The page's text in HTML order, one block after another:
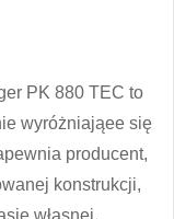
PK 880 TEC to
wyróżniająee się
producent,
konstrukcji,
własnej,